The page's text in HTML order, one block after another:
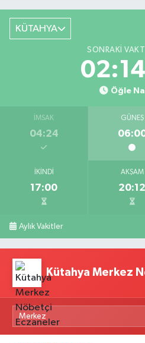
KÜTAHYA
SONRAKI
Öğle
İMSAK
04:24
GÜNEŞ
İKINDI
17:00
AKŞAM
20:12
Aylık Vakitler
Kütahya Merkez